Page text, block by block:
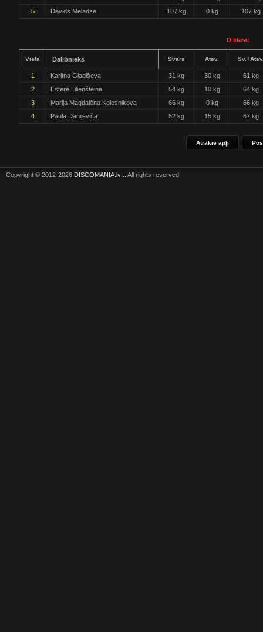
5
Dāvids Meladze 107 kg 0 kg 107 kg
D klase
Vieta Dalībnieks Svars Atsv.
1 Karlīna Gladiševa 31 kg 30 kg
61 kg
2
Estere Lilienšteina 54 kg 10 kg
64 kg
3
Marija Magdalēna Kolesnikova 66 kg 0 kg
66 kg
4
Paula Daniļeviča 52 kg 15 kg 67 kg
Ātrākie apļi
Copyright © 2012-2026 DISCOMANIA.lv :: All rights reserved